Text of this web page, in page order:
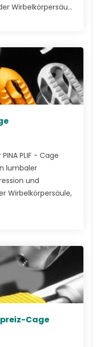
Wirbelkörpersäu...
PLIF - Cage
lumbaler
und
Wirbelkörpersäule,
Cage